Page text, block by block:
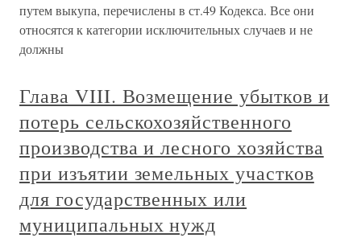
путем выкупа, перечислены в ст.49 Кодекса. Все они
относятся к категории исключительных случаев и не
должны
Глава VIII. Возмещение убытков и
потерь сельскохозяйственного
производства и лесного хозяйства
при изъятии земельных участков
для государственных или
муниципальных нужд